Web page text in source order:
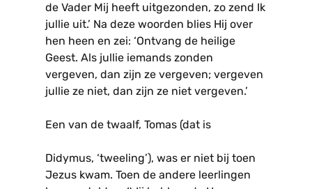
de Vader Mij heeft uitgezonden, zo zend Ik
jullie uit.’ Na deze woorden blies Hij over
hen heen en zei: ‘Ontvang de heilige
Geest. Als jullie iemands zonden
vergeven, dan zijn ze vergeven; vergeven
jullie ze niet, dan zijn ze niet vergeven.’
Een van de twaalf, Tomas (dat is
Didymus, ‘tweeling’), was er niet bij toen
Jezus kwam. Toen de andere leerlingen